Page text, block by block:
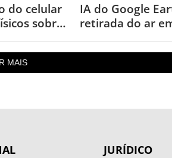
do celular
sobre
IA do Google
retirada do ar
de um dia após
inesperado
MAIS
JURÍDICO